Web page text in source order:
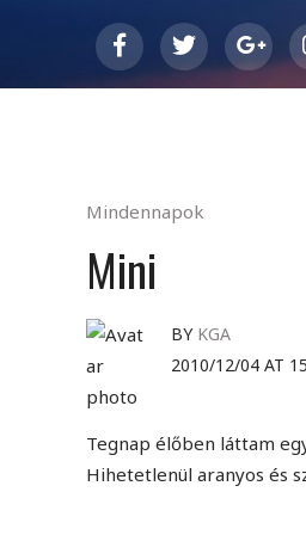
Mindennapok
Mini
BY KGA
2010/12/04 AT
Tegnap élőben láttam
Hihetetlenül aranyos és